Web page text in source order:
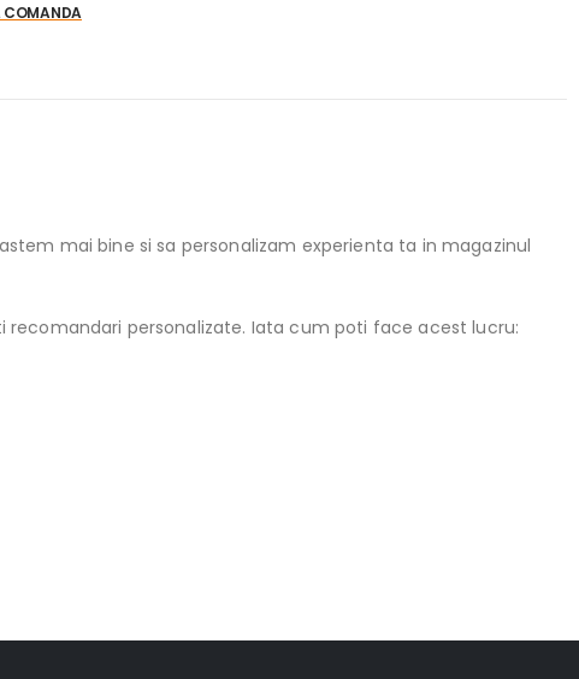
COMANDA
mai bine si sa personalizam experienta ta in magazinul
recomandari personalizate. Iata cum poti face acest lucru: